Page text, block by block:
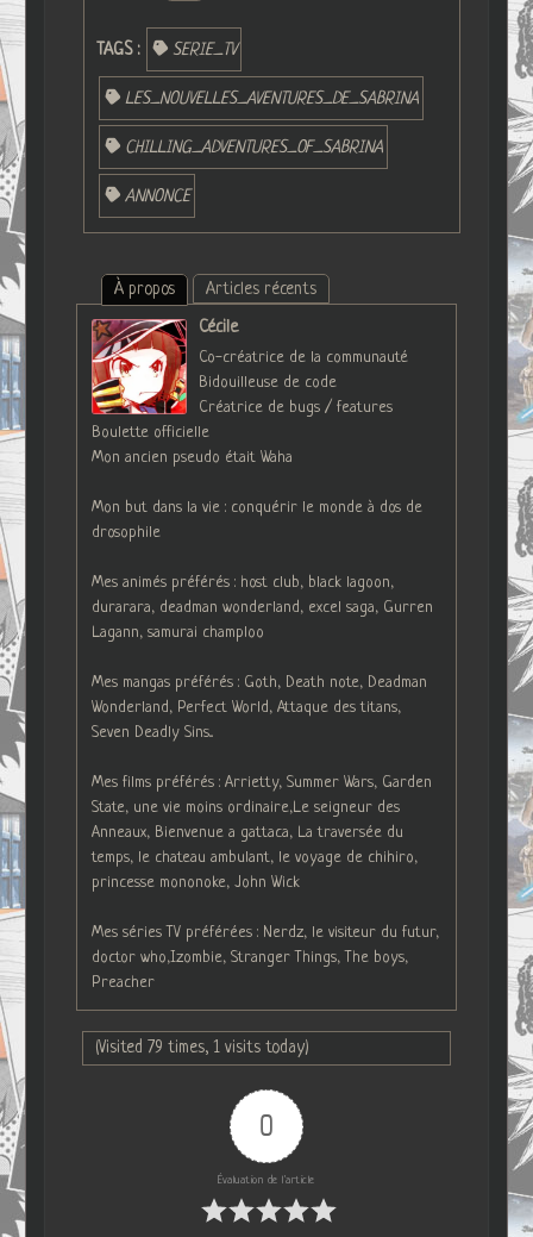
TAGS : SERIE_TV
LES_NOUVELLES_AVENTURES_DE_SABRINA
CHILLING_ADVENTURES_OF_SABRINA
ANNONCE
À propos
Articles récents
Cécile
Co-créatrice de la communauté
Bidouilleuse de code
Créatrice de bugs / features
Boulette officielle
Mon ancien pseudo était Waha
Mon but dans la vie : conquérir le monde à dos de
drosophile
Mes animés préférés : host club, black lagoon,
durarara, deadman wonderland, excel saga, Gurren
Lagann, samurai champloo
Mes mangas préférés : Goth, Death note, Deadman
Wonderland, Perfect World, Attaque des titans,
Seven Deadly Sins...
Mes films préférés : Arrietty, Summer Wars, Garden
State, une vie moins ordinaire,Le seigneur des
Anneaux, Bienvenue a gattaca, La traversée du
temps, le chateau ambulant, le voyage de chihiro,
princesse mononoke, John Wick
Mes séries TV préférées : Nerdz, le visiteur du futur,
doctor who,Izombie, Stranger Things, The boys,
Preacher
(Visited 79 times, 1 visits today)
0
Évaluation de l'article